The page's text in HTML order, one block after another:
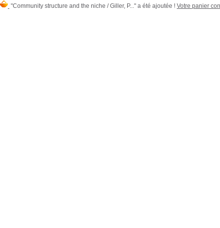
"Community structure and the niche / Giller, P..." a été ajoutée ! Votre panier